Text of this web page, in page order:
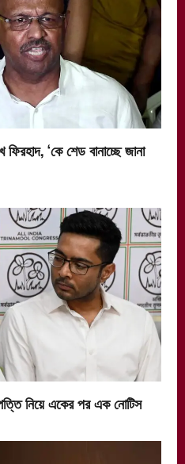
ফিরহাদ, ‘কে শেড বানাচ্ছে জানা
নিয়ে একের পর এক নোটিস